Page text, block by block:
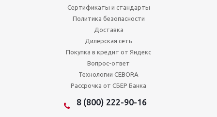
Сертификаты и стандарты
Политика безопасности
Доставка
Дилерская сеть
Покупка в кредит от Яндекс
Вопрос-ответ
Технологии CEBORA
Рассрочка от СБЕР Банка
8 (800) 222-90-16